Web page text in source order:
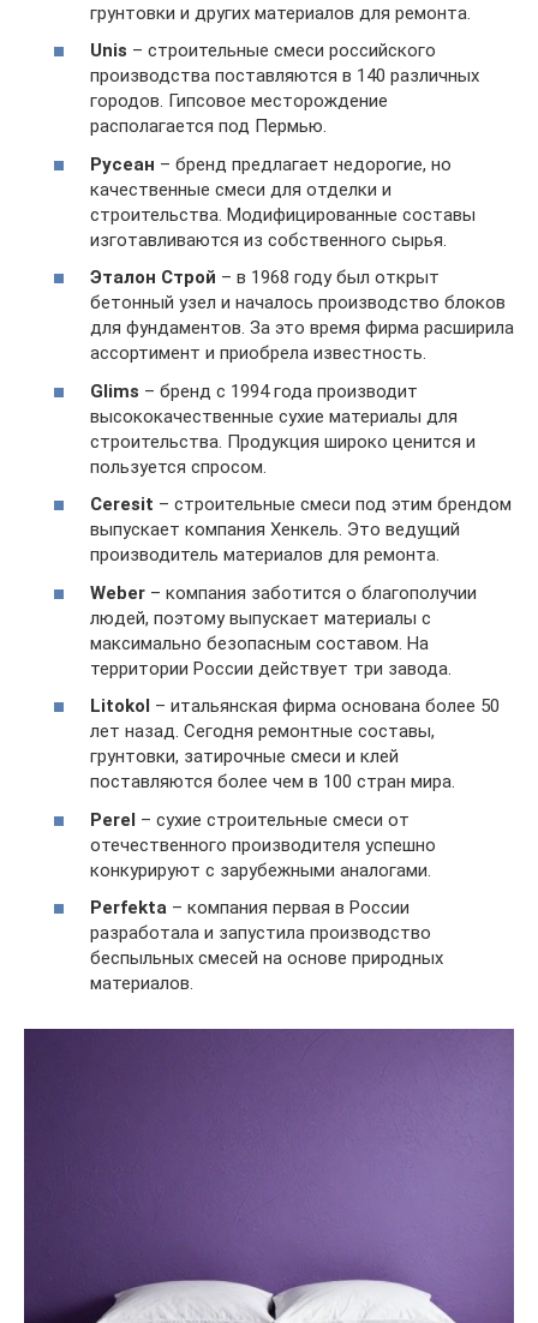
грунтовки и других материалов для ремонта.
Unis – строительные смеси российского
производства поставляются в 140 различных
городов. Гипсовое месторождение
располагается под Пермью.
Русеан – бренд предлагает недорогие, но
качественные смеси для отделки и
строительства. Модифицированные составы
изготавливаются из собственного сырья.
Эталон Строй – в 1968 году был открыт
бетонный узел и началось производство блоков
для фундаментов. За это время фирма расширила
ассортимент и приобрела известность.
Glims – бренд с 1994 года производит
высококачественные сухие материалы для
строительства. Продукция широко ценится и
пользуется спросом.
Ceresit – строительные смеси под этим брендом
выпускает компания Хенкель. Это ведущий
производитель материалов для ремонта.
Weber – компания заботится о благополучии
людей, поэтому выпускает материалы с
максимально безопасным составом. На
территории России действует три завода.
Litokol – итальянская фирма основана более 50
лет назад. Сегодня ремонтные составы,
грунтовки, затирочные смеси и клей
поставляются более чем в 100 стран мира.
Perel – сухие строительные смеси от
отечественного производителя успешно
конкурируют с зарубежными аналогами.
Perfekta – компания первая в России
разработала и запустила производство
беспыльных смесей на основе природных
материалов.